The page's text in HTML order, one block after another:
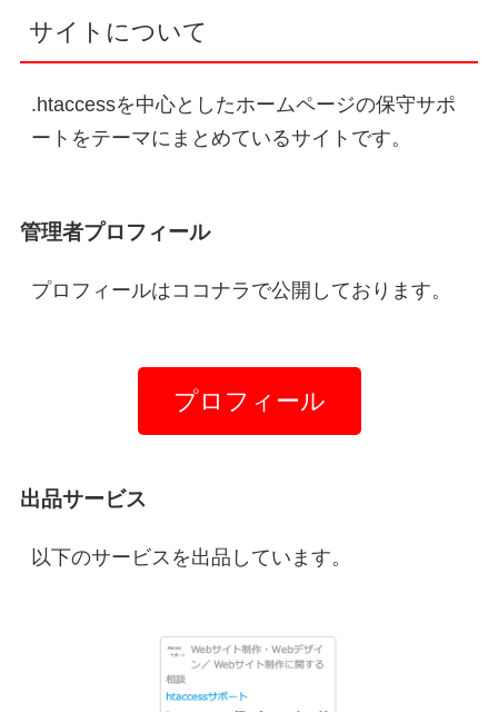
サイトについて
.htaccessを中心としたホームページの保守サポ
ートをテーマにまとめているサイトです。
管理者プロフィール
プロフィールはココナラで公開しております。
プロフィール
出品サービス
以下のサービスを出品しています。